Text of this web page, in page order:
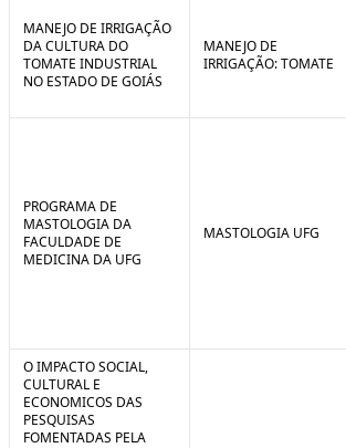
MANEJO DE IRRIGAÇÃO
DA CULTURA DO
TOMATE INDUSTRIAL
NO ESTADO DE GOIÁS
MANEJO DE
IRRIGAÇÃO: TOMATE
PROGRAMA DE
MASTOLOGIA DA
FACULDADE DE
MEDICINA DA UFG
MASTOLOGIA UFG
O IMPACTO SOCIAL,
CULTURAL E
ECONOMICOS DAS
PESQUISAS
FOMENTADAS PELA